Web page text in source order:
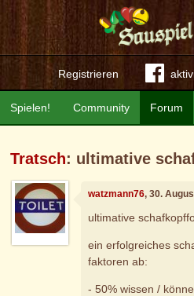
Registrieren
Community Forum
Spielen!
Tratsch: ultimative
watzmann76, 30.
ultimative
ein erfolgreiches
faktoren ab:
- 50% wissen /